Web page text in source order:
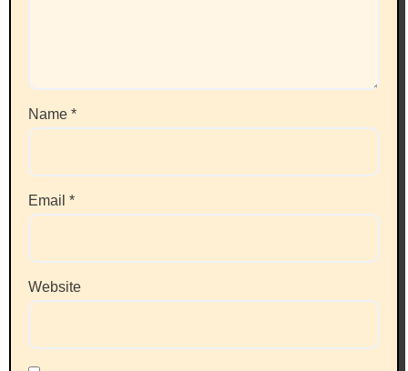
Name *
Email *
Website